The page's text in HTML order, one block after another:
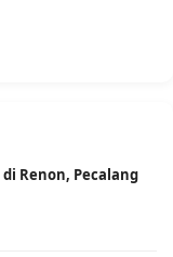
Renon, Pecalang